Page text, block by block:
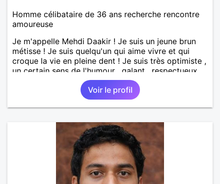
Homme célibataire de 36 ans recherche rencontre
amoureuse
Je m'appelle Mehdi Daakir ! Je suis un jeune brun
métisse ! Je suis quelqu'un qui aime vivre et qui
croque la vie en pleine dent ! Je suis très optimiste ,
un certain sens de l'humour , galant , respectueux
mais parfois un peu maladroit et timide ! Je
recherche de nouvelles rencontres et plus si
affinités ! Qui ne tente rien n'a rien !
Voir le profil